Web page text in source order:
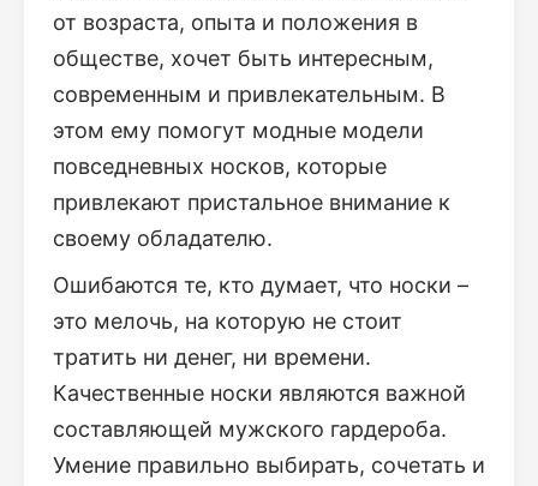
от возраста, опыта и положения в
обществе, хочет быть интересным,
современным и привлекательным. В
этом ему помогут модные модели
повседневных носков, которые
привлекают пристальное внимание к
своему обладателю.
Ошибаются те, кто думает, что носки –
это мелочь, на которую не стоит
тратить ни денег, ни времени.
Качественные носки являются важной
составляющей мужского гардероба.
Умение правильно выбирать, сочетать и